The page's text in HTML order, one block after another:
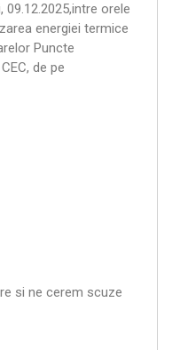
09.12.2025,intre orele
energiei termice
Puncte
de pe
si ne cerem scuze